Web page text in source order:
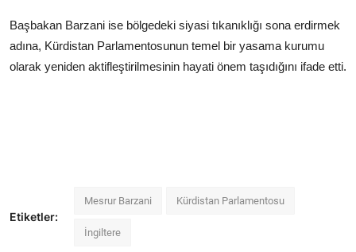
Başbakan Barzani ise bölgedeki siyasi tıkanıklığı sona erdirmek
adına, Kürdistan Parlamentosunun temel bir yasama kurumu
olarak yeniden aktifleştirilmesinin hayati önem taşıdığını ifade etti.
Etiketler:
Mesrur Barzani Kürdistan Parlamentosu
İngiltere